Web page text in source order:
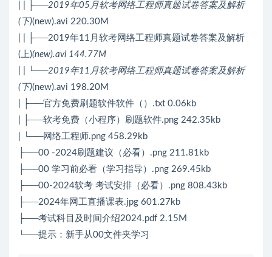
| | ├──2019年05月软考网络工程师真题试卷答案及解析
(下)(new).avi 220.30M
| | ├──2019年11月软考网络工程师真题试卷答案及解析
(上)(new).avi 144.77M
| | └──2019年11月软考网络工程师真题试卷答案及解析
(下)(new).avi 198.20M
| ├──官方免费刷题软件软件（）.txt 0.06kb
| ├──软考免费（小程序）刷题软件.png 242.35kb
| └──网络工程师.png 458.29kb
├──00 -2024刷题建议（必看）.png 211.81kb
├──00 学习前必看（学习指导）.png 269.45kb
├──00-2024软考 考试安排（必看）.png 808.43kb
├──2024年网工直播课表.jpg 601.27kb
├──考试科目及时间介绍2024.pdf 2.15M
└──提示：新手从00文件夹学习